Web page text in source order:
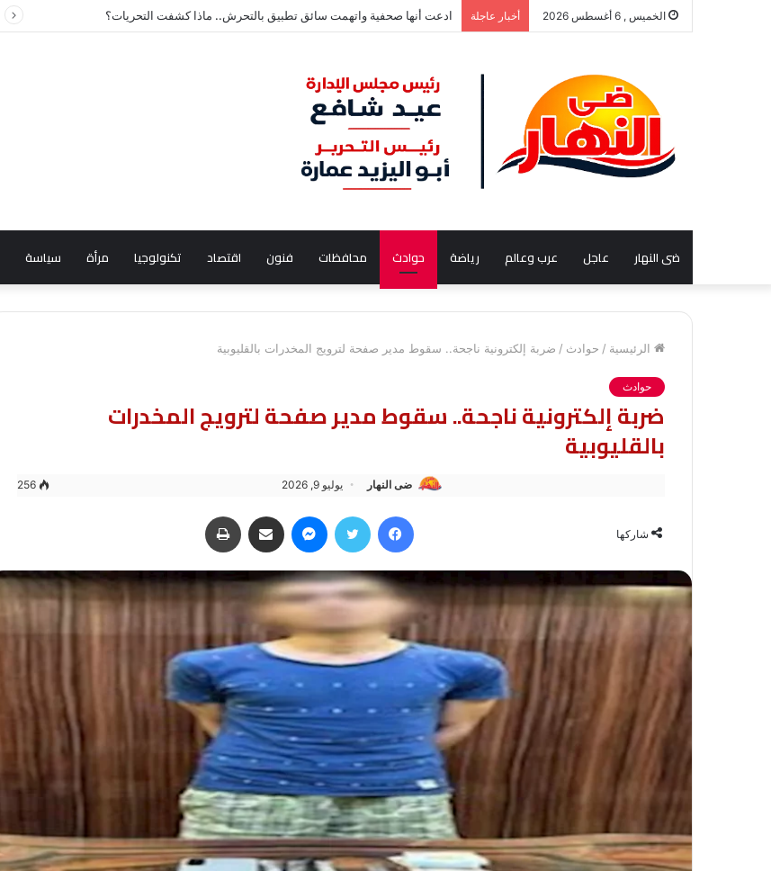
الخميس , 6 أغسطس 2026 أخبار عاجلة مبروك عطية يكشف كواليس أشهر مكالمة “يا زينب”: سجدت لله شكر
ضى النهار عاجل عرب وعالم رياضة حوادث محافظات فنون اقتصاد تكنولوجيا مرأة سياسة
الرئيسية / حوادث / ضربة إلكترونية ناجحة.. سقوط مدير صفحة لترويج المخدرات بالقليوبية
حوادث
ضربة إلكترونية ناجحة.. سقوط مدير صفحة لترويج المخدرات
بالقليوبية
ضى النهار يوليو 9, 2026 256
شاركها
فيسبوك تويتر ماسنجر مشاركة عبر البريد